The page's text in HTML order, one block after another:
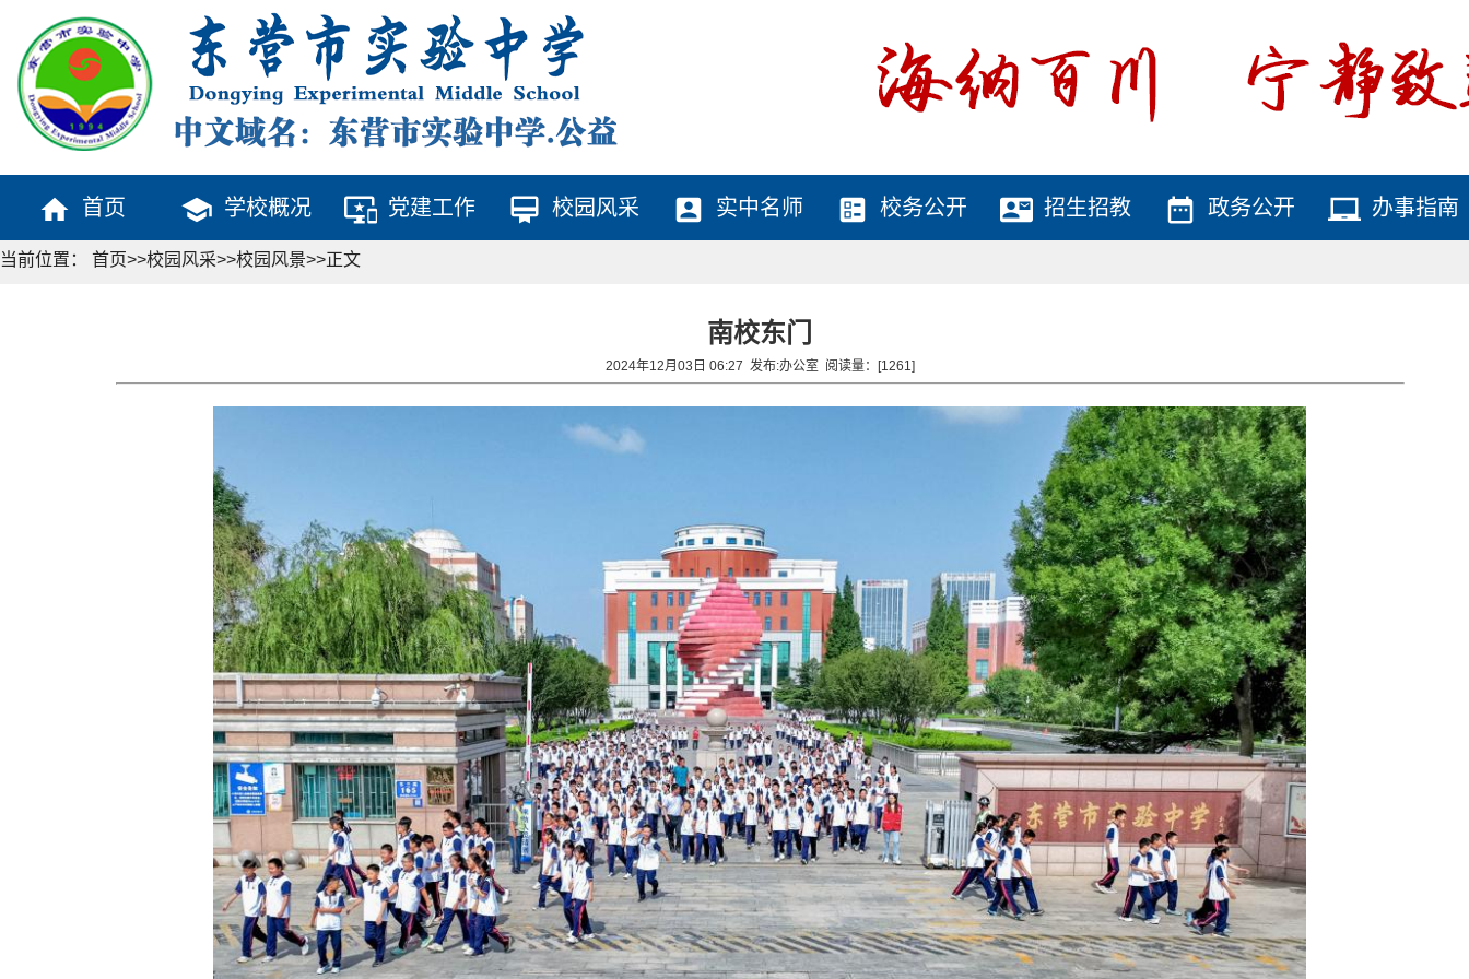
home 首页 school 学校概况 important_devices 党建工作 card_membership 校园风采 account_box 实中名师 ballot 校务公开 contact_mail 招生招教 date_range 政务公开 laptop_chromebook 办事指南
当前位置： 首页>>校园风采>>校园风景>>正文
南校东门
2024年12月03日 06:27 发布:办公室阅读量：[1261]